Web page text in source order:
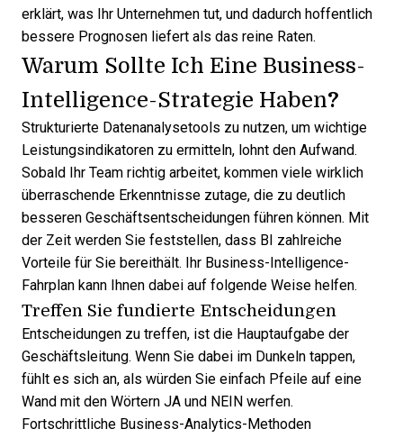
erklärt, was Ihr Unternehmen tut, und dadurch hoffentlich
bessere Prognosen liefert als das reine Raten.
Warum Sollte Ich Eine Business-
Intelligence-Strategie Haben?
Strukturierte Datenanalysetools zu nutzen, um wichtige
Leistungsindikatoren zu ermitteln, lohnt den Aufwand.
Sobald Ihr Team richtig arbeitet, kommen viele wirklich
überraschende Erkenntnisse zutage, die zu deutlich
besseren Geschäftsentscheidungen führen können. Mit
der Zeit werden Sie feststellen, dass BI zahlreiche
Vorteile für Sie bereithält. Ihr Business-Intelligence-
Fahrplan kann Ihnen dabei auf folgende Weise helfen.
Treffen Sie fundierte Entscheidungen
Entscheidungen zu treffen, ist die Hauptaufgabe der
Geschäftsleitung. Wenn Sie dabei im Dunkeln tappen,
fühlt es sich an, als würden Sie einfach Pfeile auf eine
Wand mit den Wörtern JA und NEIN werfen.
Fortschrittliche Business-Analytics-Methoden